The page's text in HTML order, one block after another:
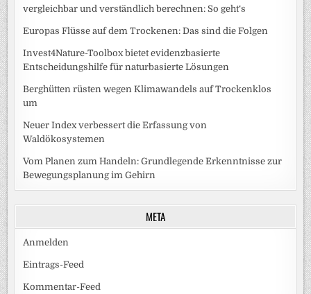
vergleichbar und verständlich berechnen: So geht‘s
Europas Flüsse auf dem Trockenen: Das sind die Folgen
Invest4Nature-Toolbox bietet evidenzbasierte
Entscheidungshilfe für naturbasierte Lösungen
Berghütten rüsten wegen Klimawandels auf Trockenklos
um
Neuer Index verbessert die Erfassung von
Waldökosystemen
Vom Planen zum Handeln: Grundlegende Erkenntnisse zur
Bewegungsplanung im Gehirn
META
Anmelden
Eintrags-Feed
Kommentar-Feed